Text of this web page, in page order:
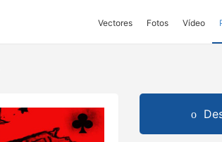
Vectores Fotos Vídeo